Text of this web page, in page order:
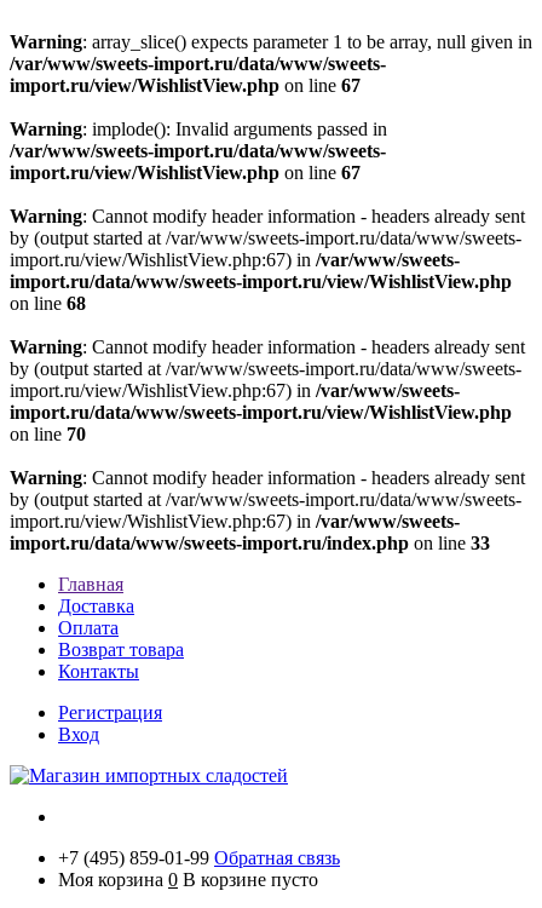
Warning: array_slice() expects parameter 1 to be array, null given in
/var/www/sweets-import.ru/data/www/sweets-
import.ru/view/WishlistView.php on line 67
Warning: implode(): Invalid arguments passed in
/var/www/sweets-import.ru/data/www/sweets-
import.ru/view/WishlistView.php on line 67
Warning: Cannot modify header information - headers already sent
by (output started at /var/www/sweets-import.ru/data/www/sweets-
import.ru/view/WishlistView.php:67) in /var/www/sweets-
import.ru/data/www/sweets-import.ru/view/WishlistView.php
on line 68
Warning: Cannot modify header information - headers already sent
by (output started at /var/www/sweets-import.ru/data/www/sweets-
import.ru/view/WishlistView.php:67) in /var/www/sweets-
import.ru/data/www/sweets-import.ru/view/WishlistView.php
on line 70
Warning: Cannot modify header information - headers already sent
by (output started at /var/www/sweets-import.ru/data/www/sweets-
import.ru/view/WishlistView.php:67) in /var/www/sweets-
import.ru/data/www/sweets-import.ru/index.php on line 33
Главная
Доставка
Оплата
Возврат товара
Контакты
Регистрация
Вход
+7 (495) 859-01-99 Обратная связь
Моя корзина 0 В корзине пусто